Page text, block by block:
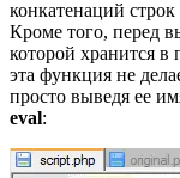
конкатенаций
Кроме того, перед
которой хранится в
эта функция не
просто выведя ее
eval: